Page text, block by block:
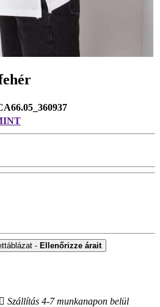
- Ellenőrizze árait
Szállítás 4-7 munkanapon belül